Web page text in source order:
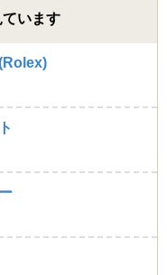
字で二度見したくらいで
保存状態も良くなかったは
ね
います